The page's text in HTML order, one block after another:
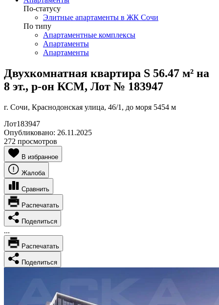
По-статусу
Элитные апартаменты в ЖК Сочи
По типу
Апартаментные комплексы
Апартаменты
Апартаменты
Двухкомнатная квартира S 56.47 м² на
8 эт., р-он КСМ, Лот № 183947
г. Сочи, Краснодонская улица, 46/1, до моря 5454 м
Лот183947
Опубликовано: 26.11.2025
272 просмотров
В избранное
Жалоба
Сравнить
Распечатать
Поделиться
...
Распечатать
Поделиться